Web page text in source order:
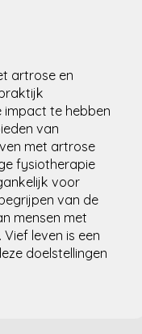
artrose en
impact te hebben
van
met artrose
fysiotherapie
voor
van de
mensen met
leven is een
doelstellingen